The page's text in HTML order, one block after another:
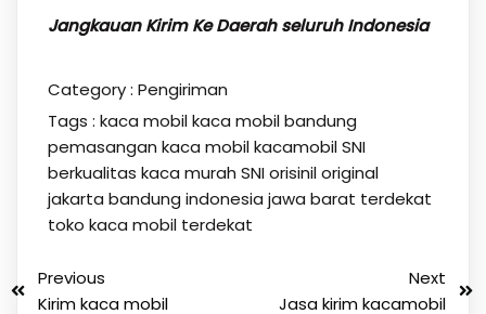
Jangkauan Kirim Ke Daerah seluruh Indonesia
Category : Pengiriman
Tags : kaca mobilkaca mobil bandung
pemasangan kaca mobil kacamobil SNI
berkualitas kaca murah SNI orisinil original
jakarta bandung indonesia jawa barat terdekat
toko kaca mobil terdekat
Previous
Kirim kaca mobil
Next
Jasa kirim kacamobil